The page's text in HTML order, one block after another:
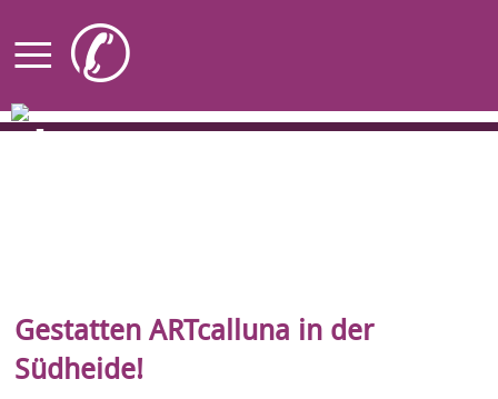
≡✆
Künstler
ARTcalluna
Gestatten ARTcalluna in der
Südheide!